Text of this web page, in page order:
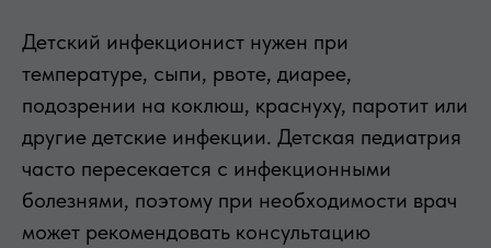
Детский инфекционист нужен при
температуре, сыпи, рвоте, диарее,
подозрении на коклюш, краснуху, паротит или
другие детские инфекции. Детская педиатрия
часто пересекается с инфекционными
болезнями, поэтому при необходимости врач
может рекомендовать консультацию